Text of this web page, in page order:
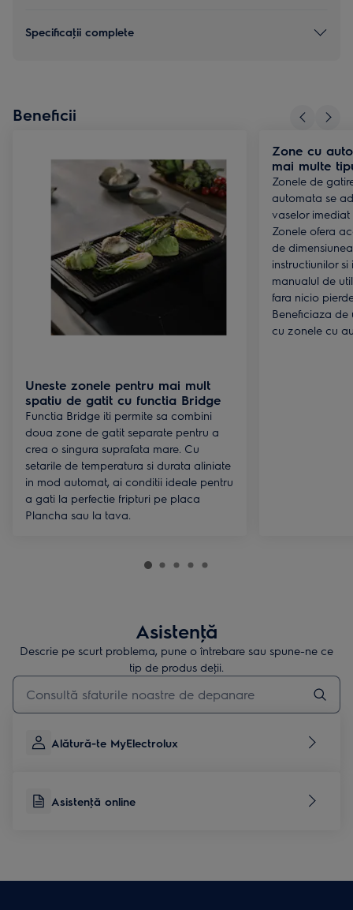
Specificaţii complete
Beneficii
Uneste zonele pentru mai mult
spatiu de gatit cu functia Bridge
Functia Bridge iti permite sa combini
doua zone de gatit separate pentru a
crea o singura suprafata mare. Cu
setarile de temperatura si durata aliniate
in mod automat, ai conditii ideale pentru
a gati la perfectie fripturi pe placa
Plancha sau la tava.
Zone cu
mai multe
Zonele de
automata se
vaselor
Zonele ofera
de
instructiunilor
manualul de
fara nicio
Beneficiaza de
cu zonele cu
Asistenţă
Descrie pe scurt problema, pune o întrebare sau spune-ne ce
tip de produs deţii.
Type to search for support articles
Alătură-te MyElectrolux
Asistenţă online